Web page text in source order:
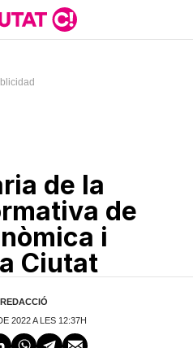
de la
de
i
Ciutat
REDACCIÓ
2022 A LES 12:37H